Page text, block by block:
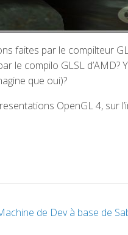
faites par le compilteur
le compilo GLSL d’AMD?
que oui)?
OpenGL 4, sur
de Dev à base de